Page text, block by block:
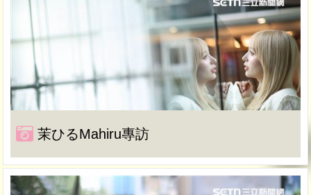
茉ひるMahiru專訪